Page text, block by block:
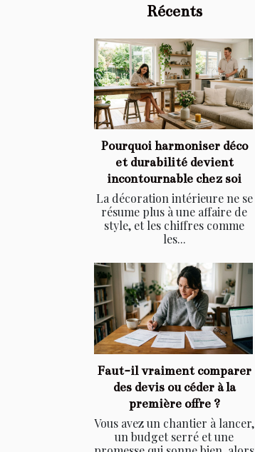
Récents
Pourquoi harmoniser déco
et durabilité devient
incontournable chez soi
La décoration intérieure ne se
résume plus à une affaire de
style, et les chiffres comme
les...
Faut-il vraiment comparer
des devis ou céder à la
première offre ?
Vous avez un chantier à lancer,
un budget serré et une